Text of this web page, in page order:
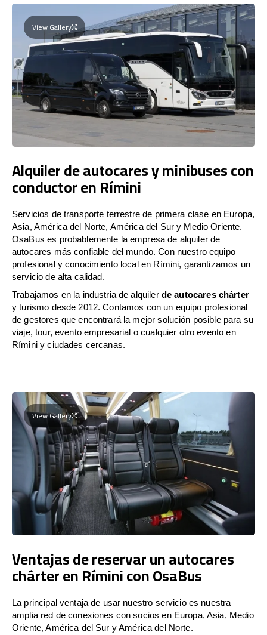
View Gallery
Alquiler de autocares y minibuses con
conductor en Rímini
Servicios de transporte terrestre de primera clase en Europa,
Asia, América del Norte, América del Sur y Medio Oriente.
OsaBus es probablemente la empresa de alquiler de
autocares más confiable del mundo. Con nuestro equipo
profesional y conocimiento local en Rímini, garantizamos un
servicio de alta calidad.
Trabajamos en la industria de alquiler de autocares chárter
y turismo desde 2012. Contamos con un equipo profesional
de gestores que encontrará la mejor solución posible para su
viaje, tour, evento empresarial o cualquier otro evento en
Rímini y ciudades cercanas.
View Gallery
Ventajas de reservar un autocares
chárter en Rímini con OsaBus
La principal ventaja de usar nuestro servicio es nuestra
amplia red de conexiones con socios en Europa, Asia, Medio
Oriente, América del Sur y América del Norte.